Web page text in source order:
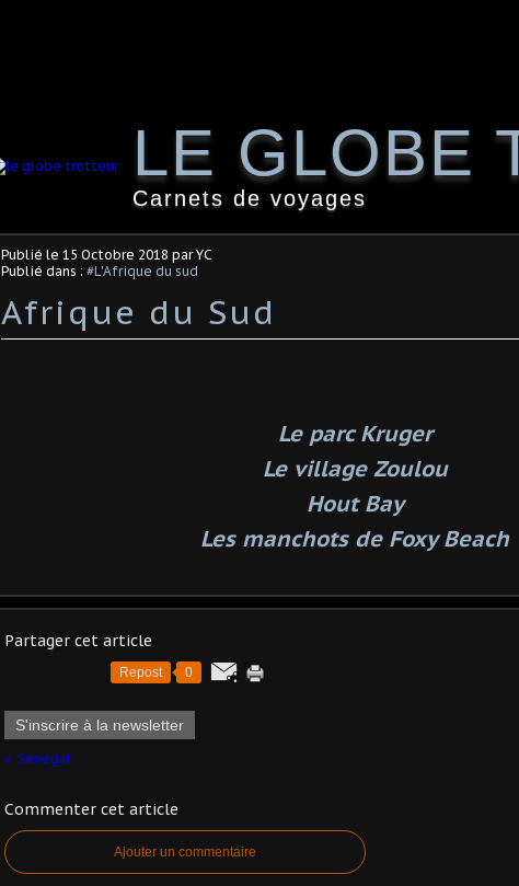
LE GLOBE
Carnets de voyages
Publié le 15 Octobre 2018 par YC
Publié dans : #L'Afrique du sud
Afrique du Sud
Le parc Kruger
Le village Zoulou
Hout Bay
Les manchots de Foxy Beach
Partager cet article
Repost 0
S'inscrire à la newsletter
Sénégal
Commenter cet article
Ajouter un commentaire